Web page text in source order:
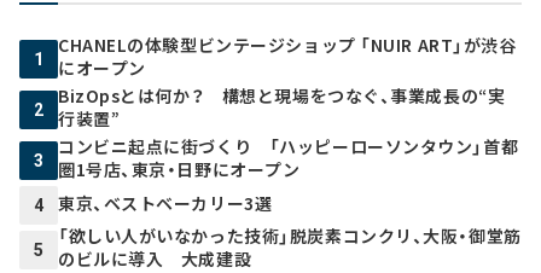
1
CHANELの体験型ビンテージショップ 「NUIR ART」が渋谷
にオープン
2
BizOpsとは何か？ 構想と現場をつなぐ、事業成長の“実
行装置”
3
コンビニ起点に街づくり 「ハッピーローソンタウン」首都
圏1号店、東京・日野にオープン
4 東京、ベストベーカリー3選
5
「欲しい人がいなかった技術」脱炭素コンクリ、大阪・御堂筋
のビルに導入 大成建設